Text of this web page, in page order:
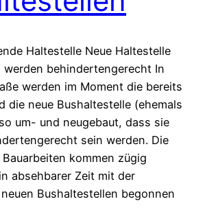
Haltestelle Neue Haltestelle
werden behindertengerecht In
werden im Moment die bereits
die neue Bushaltestelle (ehemals
um- und neugebaut, dass sie
sein werden. Die
kommen zügig
absehbarer Zeit mit der
Bushaltestellen begonnen